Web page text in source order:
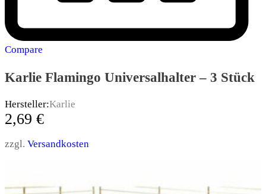
Compare
Karlie Flamingo Universalhalter – 3 Stück
Hersteller:Karlie
2,69 €
zzgl. Versandkosten